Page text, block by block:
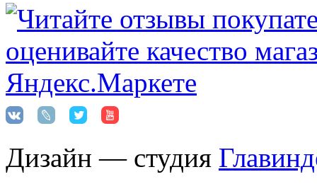
Дизайн — студия